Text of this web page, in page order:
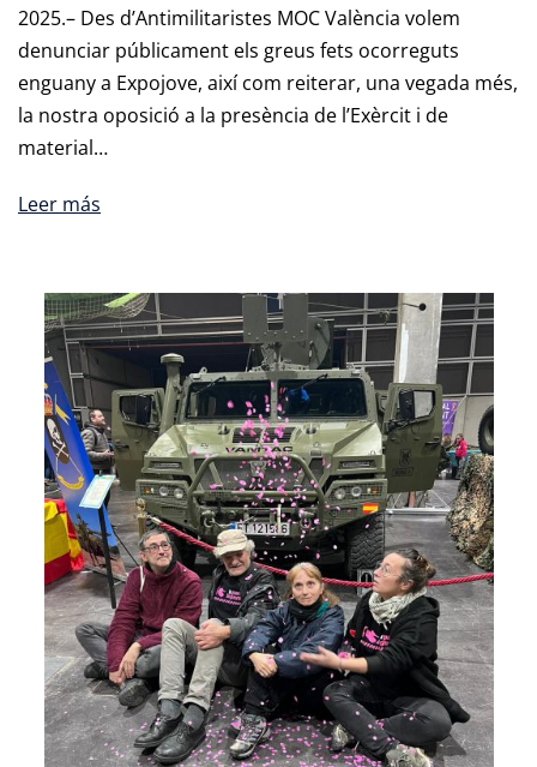
2025.– Des d’Antimilitaristes MOC València volem
denunciar públicament els greus fets ocorreguts
enguany a Expojove, així com reiterar, una vegada més,
la nostra oposició a la presència de l’Exèrcit i de
material…
Leer más